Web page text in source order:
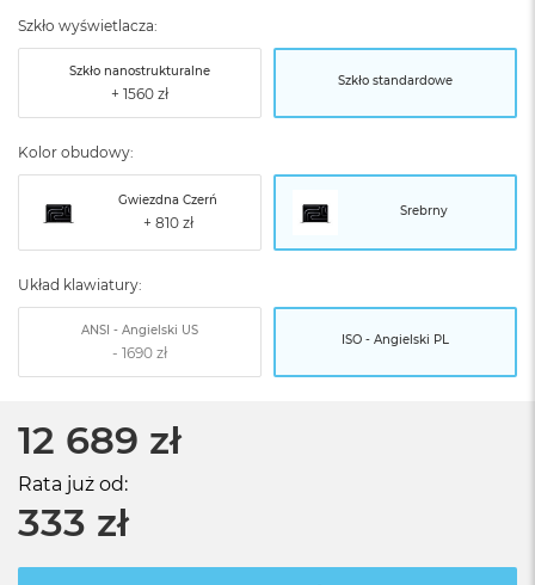
Szkło wyświetlacza:
Szkło nanostrukturalne
Szkło standardowe
Kolor obudowy:
Gwiezdna Czerń
Srebrny
Układ klawiatury:
ANSI - Angielski US
ISO - Angielski PL
12 689 zł
Rata już od:
333 zł